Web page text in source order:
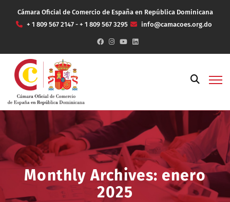
Cámara Oficial de Comercio de España en República Dominicana
+ 1 809 567 2147 - + 1 809 567 3295
info@camacoes.org.do
Monthly Archives: enero
2025